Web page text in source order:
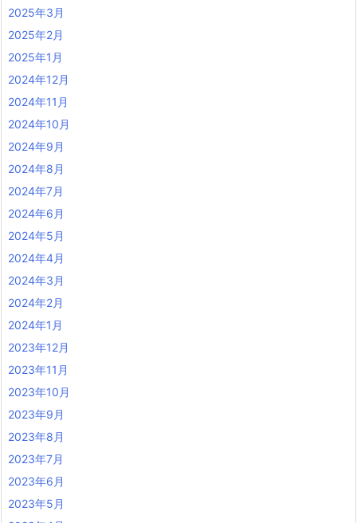
2025年3月
2025年2月
2025年1月
2024年12月
2024年11月
2024年10月
2024年9月
2024年8月
2024年7月
2024年6月
2024年5月
2024年4月
2024年3月
2024年2月
2024年1月
2023年12月
2023年11月
2023年10月
2023年9月
2023年8月
2023年7月
2023年6月
2023年5月